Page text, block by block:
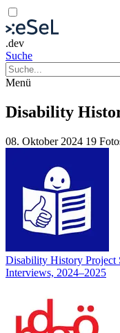
.dev
Suche
Menü
Disability
08. Oktober 2024 19
Disability History Project
Interviews, 2024–2025